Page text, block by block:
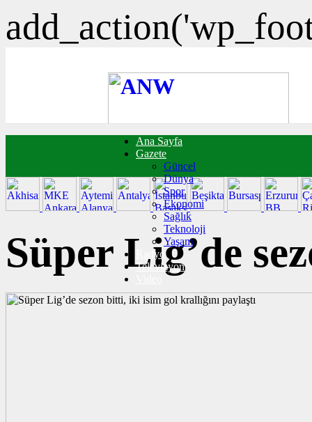
FOTO GALERİ
VIDEO GALERİ
TRAFİK DURUMU
NÖBETÇİ ECZANELER
CANLI SONUÇLAR
HABER GÖNDER
BURÇLAR
İLETİŞİM
Ana Sayfa
Gazete
Güncel
Dünya
Spor
Ekonomi
Sağlık
Teknoloji
Yaşam
Radyo
Televizyon
Süper Lig’de